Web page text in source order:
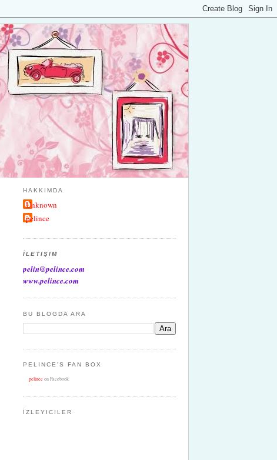
HAKKIMDA
Unknown
pelince
İLETIŞIM
pelin@pelince.com
www.pelince.com
BU BLOGDA ARA
PELINCE'S FAN BOX
pelince on Facebook
İZLEYICILER